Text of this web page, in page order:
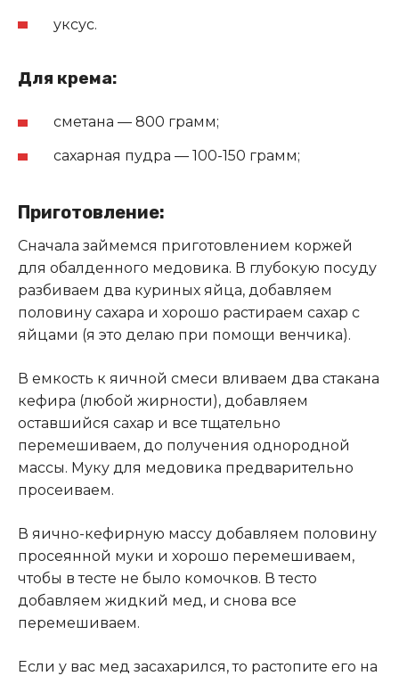
уксус.
Для крема:
сметана — 800 грамм;
сахарная пудра — 100-150 грамм;
Приготовление:
Сначала займемся приготовлением коржей
для обалденного медовика. В глубокую посуду
разбиваем два куриных яйца, добавляем
половину сахара и хорошо растираем сахар с
яйцами (я это делаю при помощи венчика).
В емкость к яичной смеси вливаем два стакана
кефира (любой жирности), добавляем
оставшийся сахар и все тщательно
перемешиваем, до получения однородной
массы. Муку для медовика предварительно
просеиваем.
В яично-кефирную массу добавляем половину
просеянной муки и хорошо перемешиваем,
чтобы в тесте не было комочков. В тесто
добавляем жидкий мед, и снова все
перемешиваем.
Если у вас мед засахарился, то растопите его на